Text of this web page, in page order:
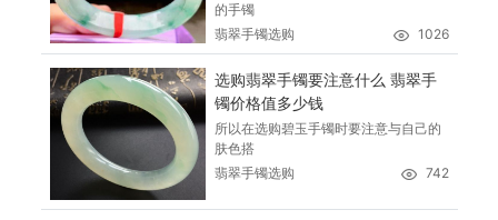
的手镯
翡翠手镯选购
1026
选购翡翠手镯要注意什么 翡翠手
镯价格值多少钱
所以在选购碧玉手镯时要注意与自己的
肤色搭
翡翠手镯选购
742